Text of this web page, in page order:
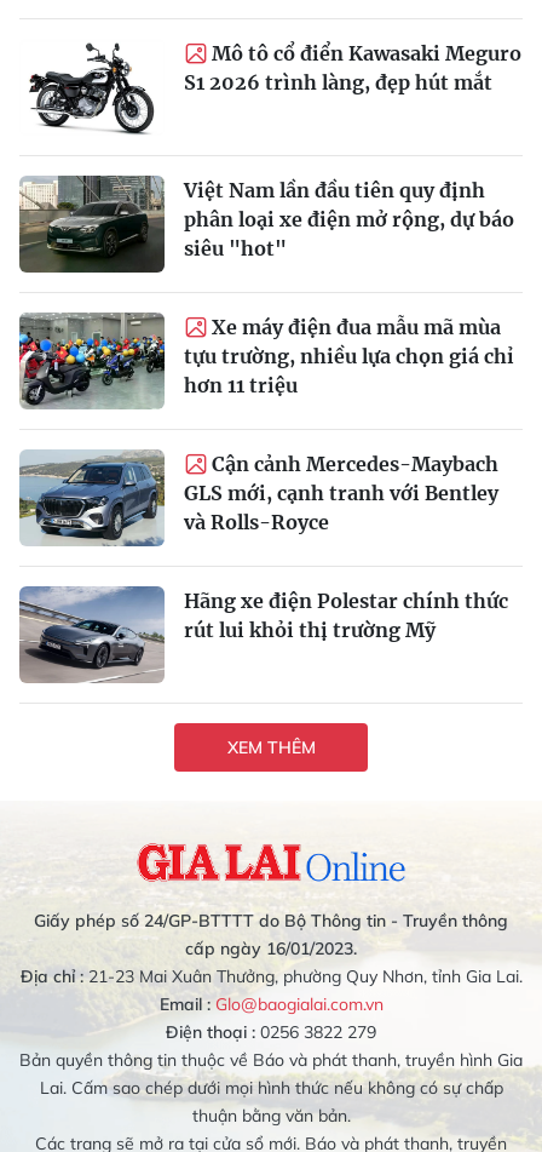
Mô tô cổ điển Kawasaki Meguro
S1 2026 trình làng, đẹp hút mắt
Việt Nam lần đầu tiên quy định
phân loại xe điện mở rộng, dự báo
siêu "hot"
Xe máy điện đua mẫu mã mùa
tựu trường, nhiều lựa chọn giá chỉ
hơn 11 triệu
Cận cảnh Mercedes-Maybach
GLS mới, cạnh tranh với Bentley
và Rolls-Royce
Hãng xe điện Polestar chính thức
rút lui khỏi thị trường Mỹ
XEM THÊM
Giấy phép số 24/GP-BTTTT do Bộ Thông tin - Truyền thông
cấp ngày 16/01/2023.
Địa chỉ :21-23 Mai Xuân Thưởng, phường Quy Nhơn, tỉnh Gia Lai.
Email : Glo@baogialai.com.vn
Điện thoại : 0256 3822 279
Bản quyền thông tin thuộc về Báo và phát thanh, truyền hình Gia
Lai. Cấm sao chép dưới mọi hình thức nếu không có sự chấp
thuận bằng văn bản.
Các trang sẽ mở ra tại cửa sổ mới. Báo và phát thanh, truyền